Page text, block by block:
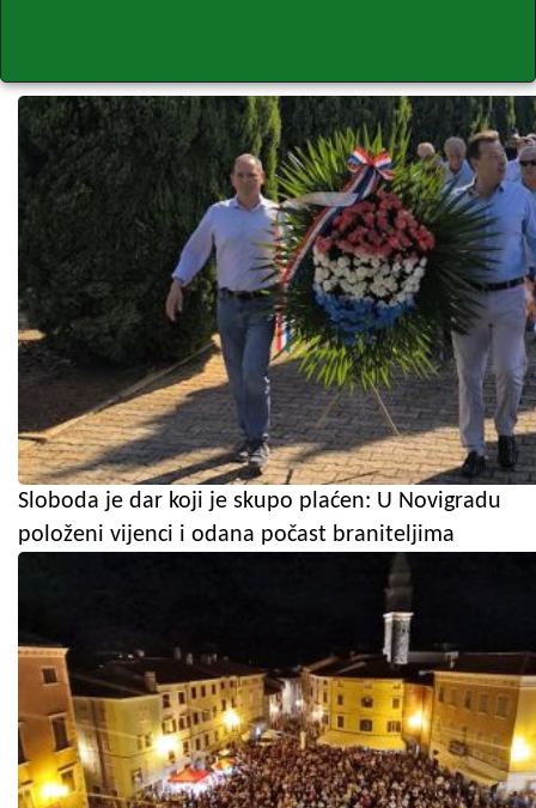
Sloboda je dar koji je skupo plaćen: U Novigradu
položeni vijenci i odana počast braniteljima